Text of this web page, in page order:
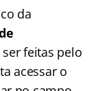
da
feitas pelo
acessar o